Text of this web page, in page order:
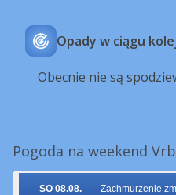
Opady w ciągu
Obecnie nie są
Pogoda na weekend
SO 08.08. Zachmurzenie